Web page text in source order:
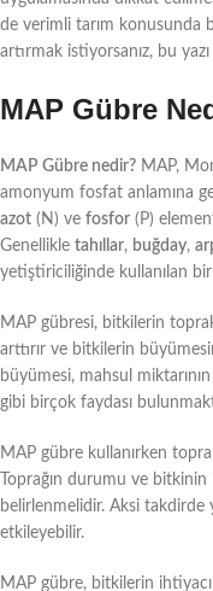
de verimli tarım konusunda
artırmak istiyorsanız, bu
MAP Gübre
MAP Gübre nedir? MAP,
amonyum fosfat anlamına
azot (N) ve fosfor (P)
Genellikle tahıllar, buğday,
yetiştiriciliğinde kullanılan
MAP gübresi, bitkilerin
arttırır ve bitkilerin
büyümesi, mahsul
gibi birçok faydası
MAP gübre kullanırken
Toprağın durumu ve
belirlenmelidir. Aksi takdirde
etkileyebilir.
MAP gübre, bitkilerin